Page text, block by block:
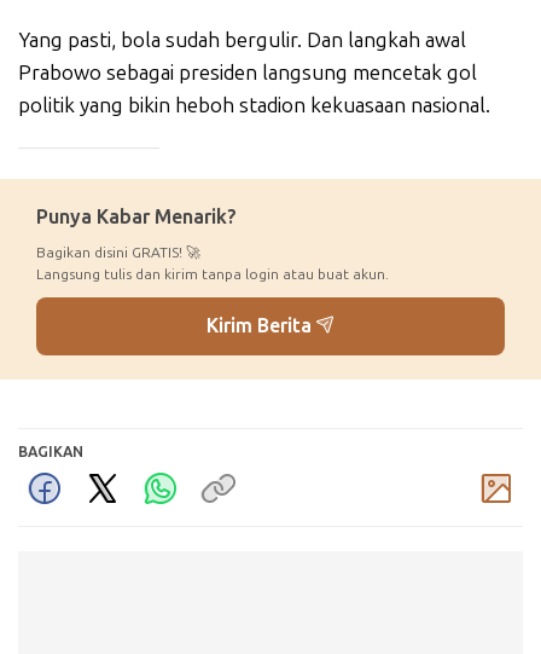
Yang pasti, bola sudah bergulir. Dan langkah awal
Prabowo sebagai presiden langsung mencetak gol
politik yang bikin heboh stadion kekuasaan nasional.
Punya Kabar Menarik?
Bagikan disini GRATIS! 🚀
Langsung tulis dan kirim tanpa login atau buat akun.
Kirim Berita
BAGIKAN